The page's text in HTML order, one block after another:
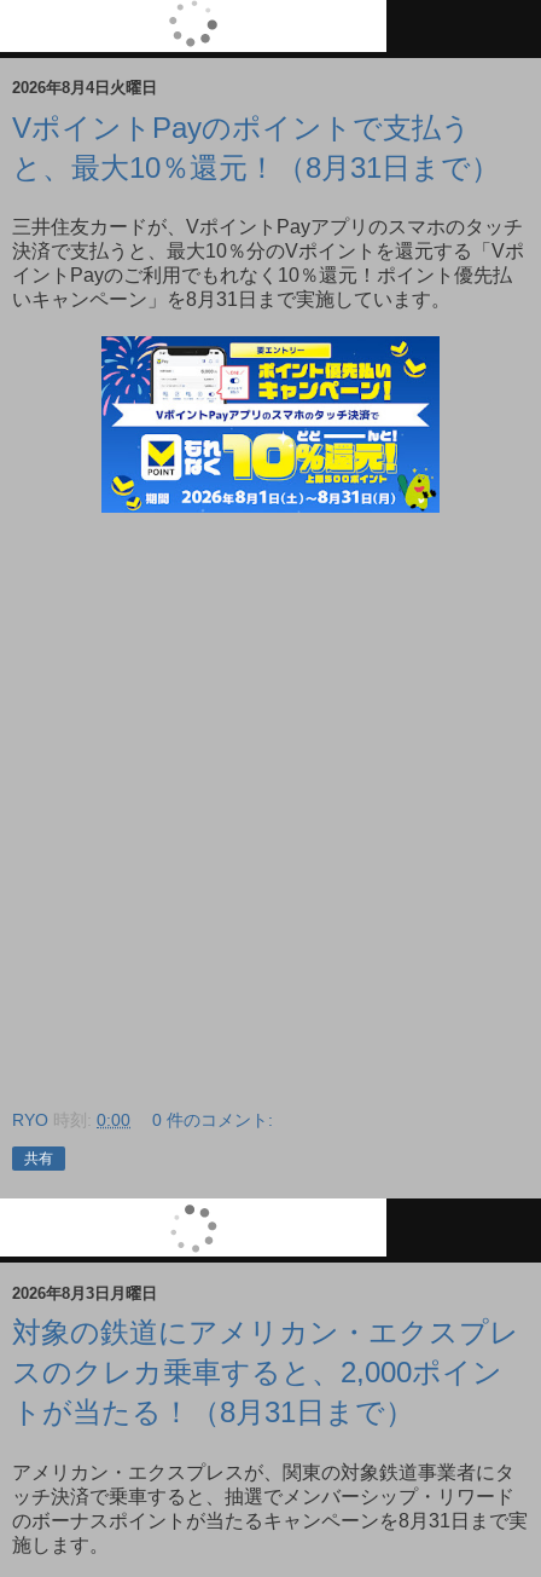
2026年8月4日火曜日
VポイントPayのポイントで支払う
と、最大10％還元！（8月31日まで）
三井住友カードが、VポイントPayアプリのスマホのタッチ
決済で支払うと、最大10％分のVポイントを還元する「Vポ
イントPayのご利用でもれなく10％還元！ポイント優先払
いキャンペーン」を8月31日まで実施しています。
RYO 時刻: 0:00 0 件のコメント:
共有
2026年8月3日月曜日
対象の鉄道にアメリカン・エクスプレ
スのクレカ乗車すると、2,000ポイン
トが当たる！（8月31日まで）
アメリカン・エクスプレスが、関東の対象鉄道事業者にタ
ッチ決済で乗車すると、抽選でメンバーシップ・リワード
のボーナスポイントが当たるキャンペーンを8月31日まで実
施します。